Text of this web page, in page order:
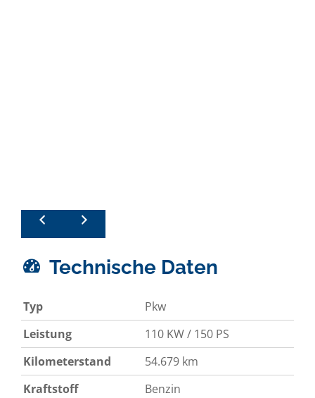
Technische Daten
Typ
Pkw
Leistung
110 KW / 150 PS
Kilometerstand
54.679 km
Kraftstoff
Benzin